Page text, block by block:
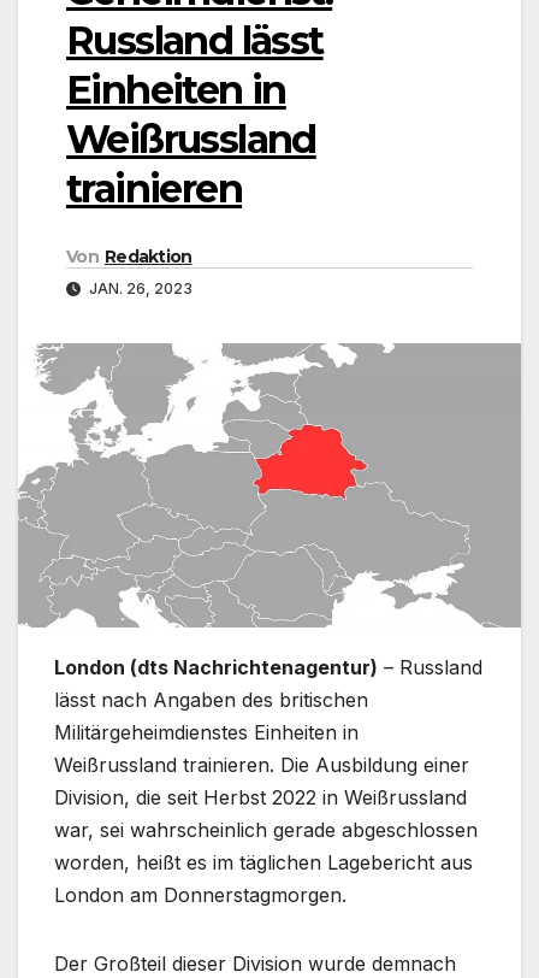
Russland lässt
Einheiten in
Weißrussland
trainieren
Von Redaktion
JAN. 26, 2023
London (dts Nachrichtenagentur) – Russland
lässt nach Angaben des britischen
Militärgeheimdienstes Einheiten in
Weißrussland trainieren. Die Ausbildung einer
Division, die seit Herbst 2022 in Weißrussland
war, sei wahrscheinlich gerade abgeschlossen
worden, heißt es im täglichen Lagebericht aus
London am Donnerstagmorgen.
Der Großteil dieser Division wurde demnach